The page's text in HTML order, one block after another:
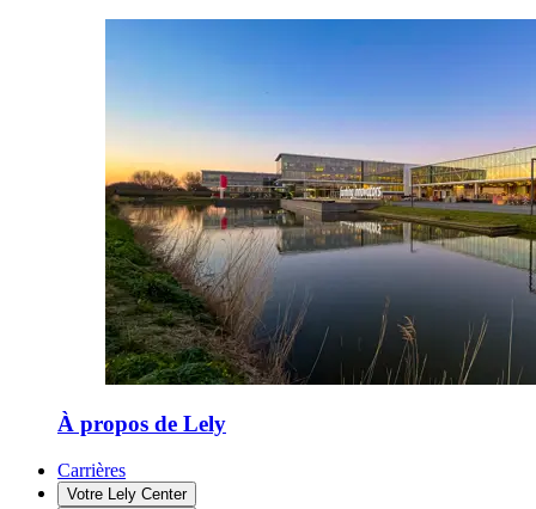
À propos de Lely
Carrières
Votre Lely Center